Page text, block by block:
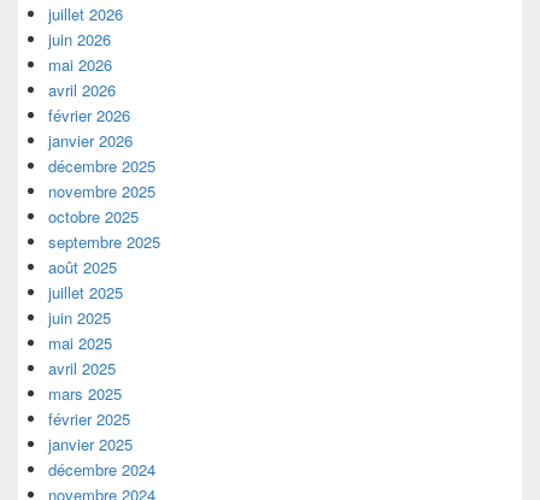
juillet 2026
juin 2026
mai 2026
avril 2026
février 2026
janvier 2026
décembre 2025
novembre 2025
octobre 2025
septembre 2025
août 2025
juillet 2025
juin 2025
mai 2025
avril 2025
mars 2025
février 2025
janvier 2025
décembre 2024
novembre 2024